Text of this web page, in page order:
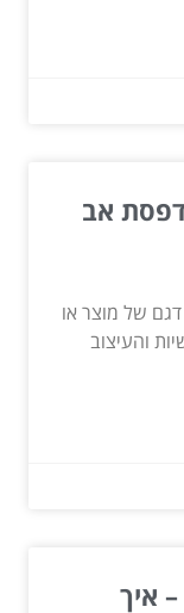
אב
של מוצר או
והעיצוב
איך